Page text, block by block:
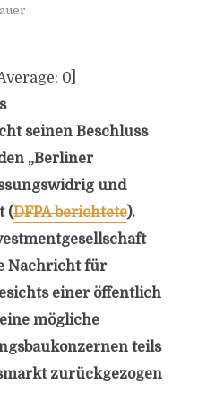
0]
seinen Beschluss
„Berliner
und
(DFPA berichtete).
Nachricht für
einer öffentlich
mögliche
teils
zurückgezogen